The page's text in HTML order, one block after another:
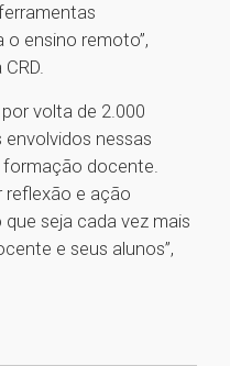
ensino remoto”,
volta de 2.000
nessas
docente.
reflexão e ação
seja cada vez mais
e seus alunos”,